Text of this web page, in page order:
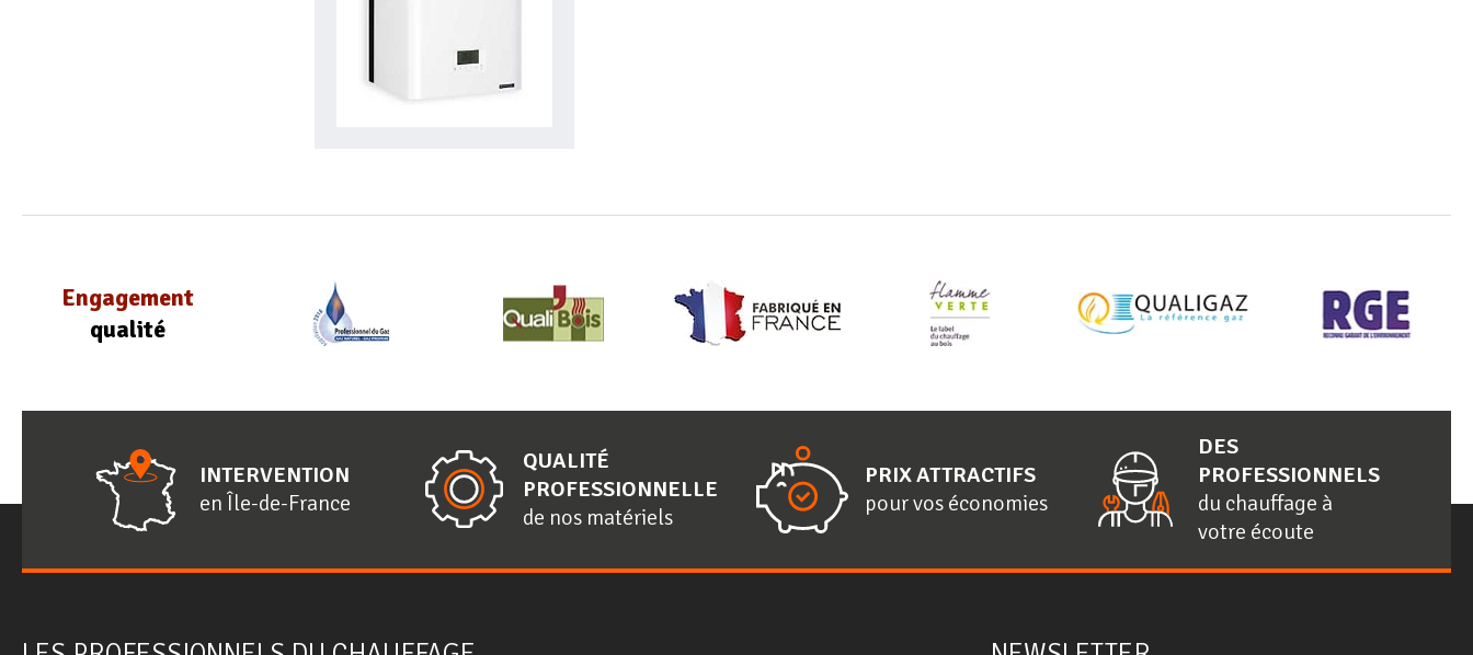
Engagement
qualité
INTERVENTION
en Île-de-France
QUALITÉ
PROFESSIONNELLE
de nos matériels
PRIX ATTRACTIFS
pour vos économies
DES
PROFESSIONNELS
du chauffage à
votre écoute